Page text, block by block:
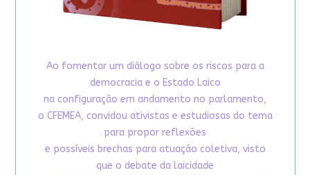
Ao fomentar um diálogo sobre os riscos para a
democracia e o Estado Laico
na configuração em andamento no parlamento,
o CFEMEA, convidou ativistas e estudiosas do tema
para propor reflexões
e possíveis brechas para atuação coletiva, visto
que o debate da laicidade